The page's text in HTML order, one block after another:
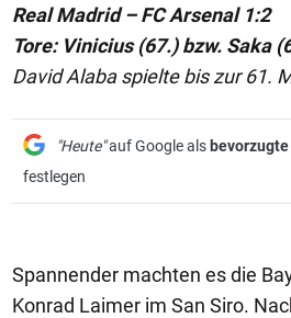
Real Madrid – FC Arsenal 1:2
Tore: Vinicius (67.) bzw. Saka
David Alaba spielte bis zur 61.
"Heute"auf Google als
festlegen
Spannender machten es die
Konrad Laimer im San Siro.